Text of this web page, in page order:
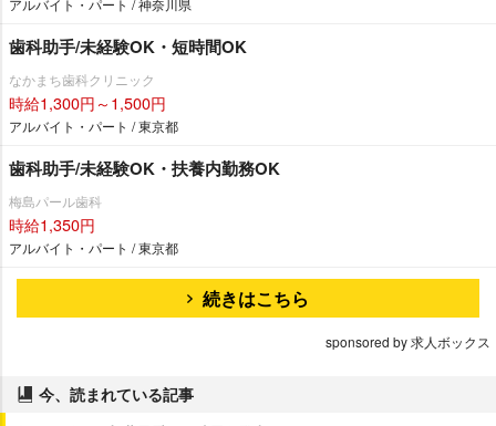
アルバイト・パート / 神奈川県
歯科助手/未経験OK・短時間OK
なかまち歯科クリニック
時給1,300円～1,500円
アルバイト・パート / 東京都
歯科助手/未経験OK・扶養内勤務OK
梅島パール歯科
時給1,350円
アルバイト・パート / 東京都
続きはこちら
sponsored by 求人ボックス
今、読まれている記事